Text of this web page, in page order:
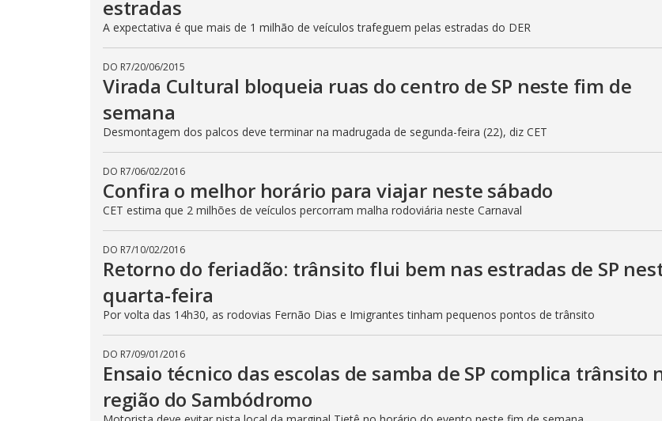
estradas
A expectativa é que mais de 1 milhão de veículos trafeguem pelas estradas do DER
DO R7/20/06/2015
Virada Cultural bloqueia ruas do centro de SP neste fim de
semana
Desmontagem dos palcos deve terminar na madrugada de segunda-feira (22), diz CET
DO R7/06/02/2016
Confira o melhor horário para viajar neste sábado
CET estima que 2 milhões de veículos percorram malha rodoviária neste Carnaval
DO R7/10/02/2016
Retorno do feriadão: trânsito flui bem nas estradas de SP
quarta-feira
Por volta das 14h30, as rodovias Fernão Dias e Imigrantes tinham pequenos pontos de trânsito
DO R7/09/01/2016
Ensaio técnico das escolas de samba de SP complica trânsito
região do Sambódromo